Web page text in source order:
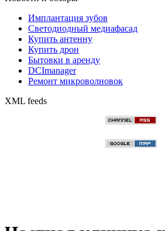
Имплантация зубов
Светодиодный медиафасад
Купить антенну
Купить дрон
Бытовки в аренду
DCImanager
Ремонт микроволновок
XML feeds